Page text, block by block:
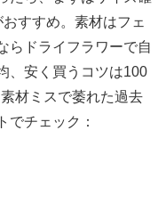
すすめ。素材はフェ
らドライフラワーで自
、安く買うコツは100
材ミスで萎れた過去
でチェック：